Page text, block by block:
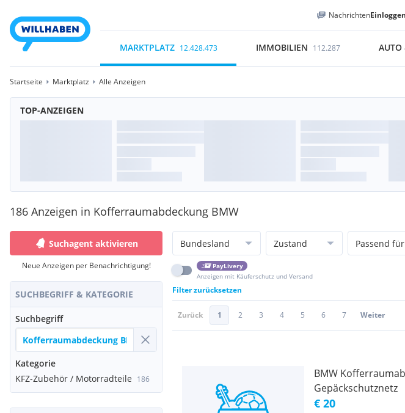
NachrichtenEinloggen
MARKTPLATZ 12.428.473 IMMOBILIEN 112.287 AUTO
Startseite Marktplatz Alle Anzeigen
TOP-ANZEIGEN
186 Anzeigen in Kofferraumabdeckung BMW
Suchagent aktivieren
Neue Anzeigen per Benachrichtigung!
SUCHBEGRIFF & KATEGORIE
Suchbegriff
Kategorie
KFZ-Zubehör / Motorradteile 186
Bundesland Zustand Passend
PayLivery
Anzeigen mit Käuferschutz und Versand
Filter zurücksetzen
Zurück 1 2 3 4 5 6 7 Weiter
BMW
Gepäckschutznetz
€ 20